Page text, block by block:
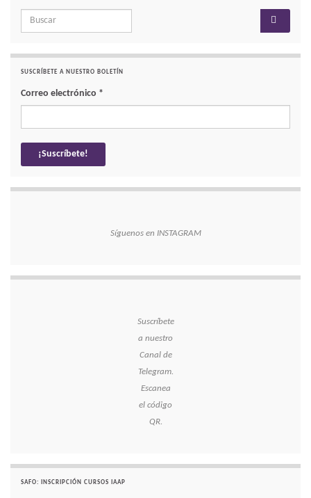
Search for:
SUSCRÍBETE A NUESTRO BOLETÍN
Correo electrónico *
Síguenos en INSTAGRAM
Suscríbete
a nuestro
Canal de
Telegram.
Escanea
el código
QR.
SAFO: INSCRIPCIÓN CURSOS IAAP